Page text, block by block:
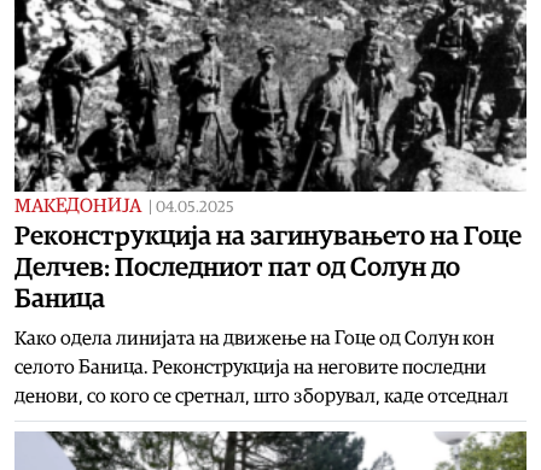
МАКЕДОНИЈА 04.05.2025
Реконструкција на загинувањето на Гоце
Делчев: Последниот пат од Солун до
Баница
Како одела линијата на движење на Гоце од Солун кон
селото Баница. Реконструкција на неговите последни
денови, со кого се сретнал, што зборувал, каде отседнал